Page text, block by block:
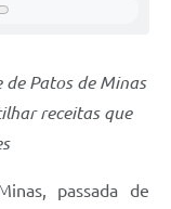
Patos de Minas
receitas que
passada de